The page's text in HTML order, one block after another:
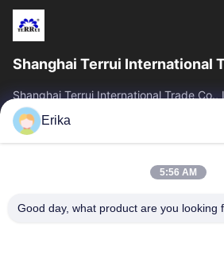
Shanghai Terrui International
Shanghai Terrui International Trade
2002, spécialisée dans le
vente d'équipements...
Liens Rapides
Produits
À Propos De Nous
Erika
5:56 AM
Good day, what product are you looking